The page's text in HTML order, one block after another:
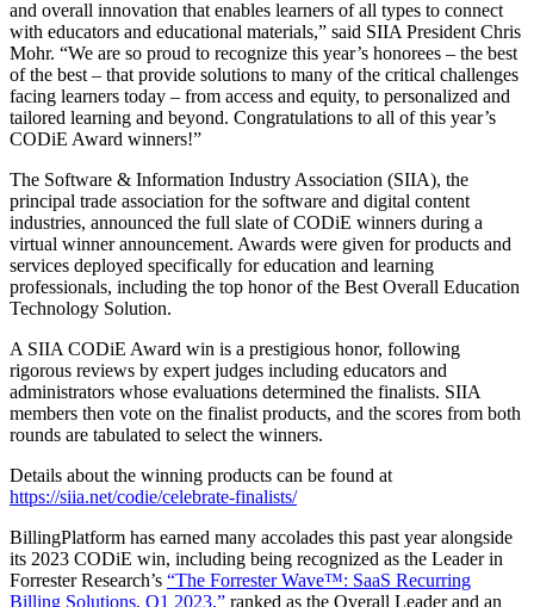
and overall innovation that enables learners of all types to connect
with educators and educational materials,” said SIIA President Chris
Mohr. “We are so proud to recognize this year’s honorees – the best
of the best – that provide solutions to many of the critical challenges
facing learners today – from access and equity, to personalized and
tailored learning and beyond. Congratulations to all of this year’s
CODiE Award winners!”
The Software & Information Industry Association (SIIA), the
principal trade association for the software and digital content
industries, announced the full slate of CODiE winners during a
virtual winner announcement. Awards were given for products and
services deployed specifically for education and learning
professionals, including the top honor of the Best Overall Education
Technology Solution.
A SIIA CODiE Award win is a prestigious honor, following
rigorous reviews by expert judges including educators and
administrators whose evaluations determined the finalists. SIIA
members then vote on the finalist products, and the scores from both
rounds are tabulated to select the winners.
Details about the winning products can be found at
https://siia.net/codie/celebrate-finalists/
BillingPlatform has earned many accolades this past year alongside
its 2023 CODiE win, including being recognized as the Leader in
Forrester Research’s “The Forrester Wave™: SaaS Recurring
Billing Solutions, Q1 2023,” ranked as the Overall Leader and an